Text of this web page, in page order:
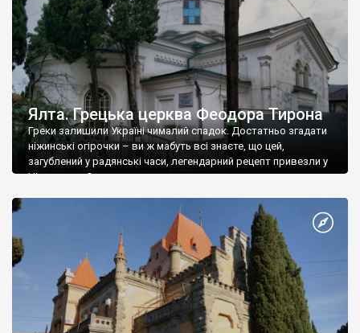
Ялта. Грецька церква Феодора Тирона
Греки залишили Україні чималий спадок. Достатньо згадати
ніжинські огірочки – ви ж мабуть всі знаєте, що цей,
загублений у радянські часи, легендарний рецепт привезли у
Ніжин греки?